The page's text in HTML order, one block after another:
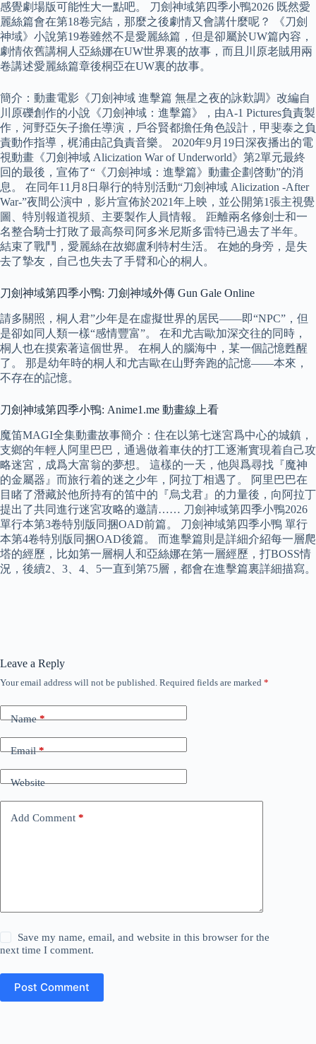
感覺劇場版可能性大一點吧。 刀劍神域第四季小鴨2026 既然愛
麗絲篇會在第18卷完結，那麼之後劇情又會講什麼呢？ 《刀劍
神域》小說第19卷雖然不是愛麗絲篇，但是卻屬於UW篇內容，
劇情依舊講桐人亞絲娜在UW世界裏的故事，而且川原老賊用兩
卷講述愛麗絲篇章後桐亞在UW裏的故事。
簡介：動畫電影《刀劍神域 進擊篇 無星之夜的詠歎調》改編自
川原礫創作的小說《刀劍神域：進擊篇》，由A-1 Pictures負責製
作，河野亞矢子擔任導演，戶谷賢都擔任角色設計，甲斐泰之負
責動作指導，梶浦由記負責音樂。 2020年9月19日深夜播出的電
視動畫《刀劍神域 Alicization War of Underworld》第2單元最終
回的最後，宣佈了“《刀劍神域：進擊篇》動畫企劃啓動”的消
息。 在同年11月8日舉行的特別活動“刀劍神域 Alicization -After
War-”夜間公演中，影片宣佈於2021年上映，並公開第1張主視覺
圖、特別報道視頻、主要製作人員情報。 距離兩名修劍士和一
名整合騎士打敗了最高祭司阿多米尼斯多雷特已過去了半年。
結束了戰鬥，愛麗絲在故鄉盧利特村生活。 在她的身旁，是失
去了摯友，自己也失去了手臂和心的桐人。
刀劍神域第四季小鴨: 刀劍神域外傳 Gun Gale Online
請多關照，桐人君”少年是在虛擬世界的居民――即“NPC”，但
是卻如同人類一樣“感情豐富”。 在和尤吉歐加深交往的同時，
桐人也在摸索著這個世界。 在桐人的腦海中，某一個記憶甦醒
了。 那是幼年時的桐人和尤吉歐在山野奔跑的記憶――本來，
不存在的記憶。
刀劍神域第四季小鴨: Anime1.me 動畫線上看
魔笛MAGI全集動畫故事簡介：住在以第七迷宮爲中心的城鎮，
支鄉的年輕人阿里巴巴，通過做着車伕的打工逐漸實現着自己攻
略迷宮，成爲大富翁的夢想。 這樣的一天，他與爲尋找『魔神
的金屬器』而旅行着的迷之少年，阿拉丁相遇了。 阿里巴巴在
目睹了潛藏於他所持有的笛中的『烏戈君』的力量後，向阿拉丁
提出了共同進行迷宮攻略的邀請…… 刀劍神域第四季小鴨2026
單行本第3卷特別版同捆OAD前篇。 刀劍神域第四季小鴨 單行
本第4卷特別版同捆OAD後篇。 而進擊篇則是詳細介紹每一層爬
塔的經歷，比如第一層桐人和亞絲娜在第一層經歷，打BOSS情
況，後續2、3、4、5一直到第75層，都會在進擊篇裏詳細描寫。
Leave a Reply
Your email address will not be published. Required fields are marked *
Name*
Email*
Website
Add Comment *
Save my name, email, and website in this browser for the
next time I comment.
Post Comment